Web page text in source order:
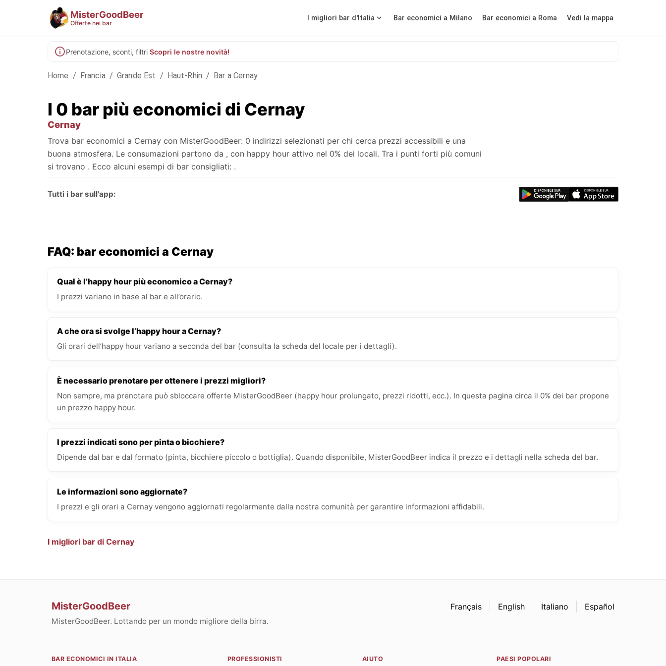
MisterGoodBeer
Offerte nei bar
I migliori bar d'Italia Bar economici a Milano Bar economici a Roma Vedi la mappa
Prenotazione, sconti, filtri Scopri le nostre novità!
Home / Francia / Grande Est / Haut-Rhin / Bar a Cernay
I 0 bar più economici di Cernay
Cernay
Trova bar economici a Cernay con MisterGoodBeer: 0 indirizzi selezionati per chi cerca prezzi accessibili e una
buona atmosfera. Le consumazioni partono da , con happy hour attivo nel 0% dei locali. Tra i punti forti più comuni
si trovano . Ecco alcuni esempi di bar consigliati: .
Tutti i bar sull'app:
FAQ: bar economici a Cernay
Qual è l’happy hour più economico a Cernay?
I prezzi variano in base al bar e all’orario.
A che ora si svolge l’happy hour a Cernay?
Gli orari dell’happy hour variano a seconda del bar (consulta la scheda del locale per i dettagli).
È necessario prenotare per ottenere i prezzi migliori?
Non sempre, ma prenotare può sbloccare offerte MisterGoodBeer (happy hour prolungato, prezzi ridotti, ecc.). In questa pagina circa il 0% dei bar propone
un prezzo happy hour.
I prezzi indicati sono per pinta o bicchiere?
Dipende dal bar e dal formato (pinta, bicchiere piccolo o bottiglia). Quando disponibile, MisterGoodBeer indica il prezzo e i dettagli nella scheda del bar.
Le informazioni sono aggiornate?
I prezzi e gli orari a Cernay vengono aggiornati regolarmente dalla nostra comunità per garantire informazioni affidabili.
I migliori bar di Cernay
MisterGoodBeer
MisterGoodBeer. Lottando per un mondo migliore della birra.
Français English Italiano Español
BAR ECONOMICI IN ITALIA PROFESSIONISTI AIUTO PAESI POPOLARI